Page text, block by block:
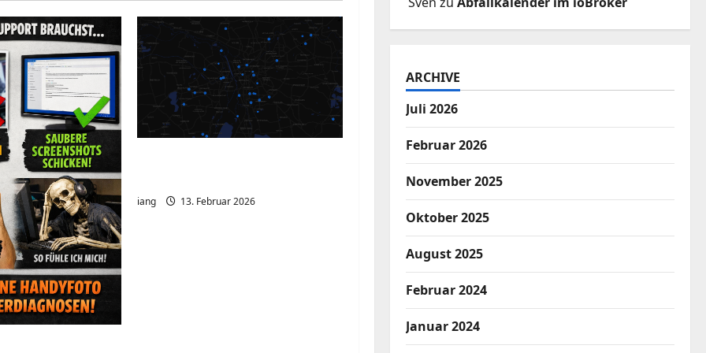
iang 13. Februar 2026
ARCHIVE
Juli 2026
Februar 2026
November 2025
Oktober 2025
August 2025
Februar 2024
Januar 2024